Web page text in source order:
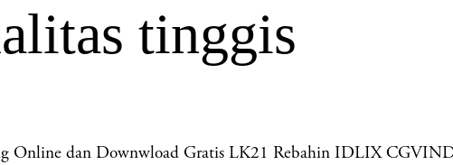
tinggis
Online dan Downwload Gratis LK21 Rebahin IDLIX